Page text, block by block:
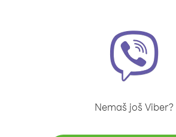
Nemaš još Viber?